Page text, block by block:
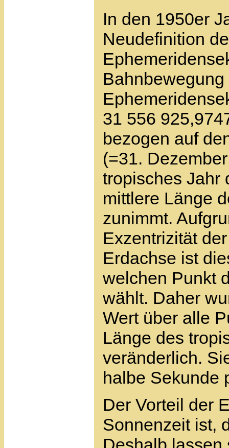
In den 1950er
Neudefinition
31 556
bezogen auf
(=31.
tropisches Jahr
mittlere Länge
zunimmt.
Exzentrizität
Erdachse ist
welchen Punkt
wählt. Daher
Wert über alle
Länge des
veränderlich.
halbe Sekunde
Der Vorteil der
Sonnenzeit ist,